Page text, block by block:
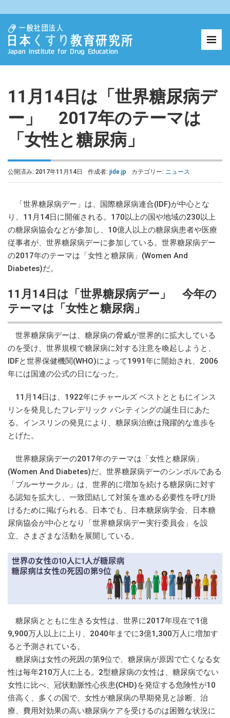
11月14日は「世界糖尿病デ
ー」 2017年のテーマは
「女性と糖尿病」
公開済み: 2017年11月14日 作成者: jide.jp カテゴリー: ニュース
「世界糖尿病デー」は、国際糖尿病連合(IDF)が中心とな
り、11月14日に開催される。170以上の国や地域の230以上
の糖尿病協会などが参加し、10億人以上の糖尿病患者や医療
従事者が、世界糖尿病デーに参加している。世界糖尿病デー
の2017年のテーマは「女性と糖尿病」(Women And
Diabetes)だ。
11月14日は「世界糖尿病デー」 今年の
テーマは「女性と糖尿病」
世界糖尿病デーは、糖尿病の脅威が世界的に拡大している
のを受け、世界規模で糖尿病に対する注意を喚起しようと、
IDFと世界保健機関(WHO)によって1991年に開始され、2006
年には国連の公式の日になった。
11月14日は、1922年にチャールズ ベストとともにインス
リンを発見したフレデリック バンティングの誕生日にあた
る。インスリンの発見により、糖尿病治療は飛躍的な進歩を
とげた。
世界糖尿病デーの2017年のテーマは「女性と糖尿病」
(Women And Diabetes)だ。世界糖尿病デーのシンボルである
「ブルーサークル」は、世界的に増加を続ける糖尿病に対す
る認知を拡大し、一致団結して対策を進める必要性を呼び掛
けるために掲げられる。日本でも、日本糖尿病学会、日本糖
尿病協会が中心となり「世界糖尿病デー実行委員会」を設
立、さまざまな活動を展開している。
糖尿病とともに生きる女性は、世界に2017年現在で1億
9,900万人以上に上り、2040年までに3億1,300万人に増加す
ると予測されている。
糖尿病は女性の死因の第9位で、糖尿病が原因で亡くなる女
性は毎年210万人に上る。2型糖尿病の女性は、糖尿病でない
女性に比べ、冠状動脈性心疾患(CHD)を発症する危険性が10
倍高く、多くの国で、女性が糖尿病の早期発見と診断、治
療、費用対効果の高い糖尿病ケアを受けるのは困難な状況に